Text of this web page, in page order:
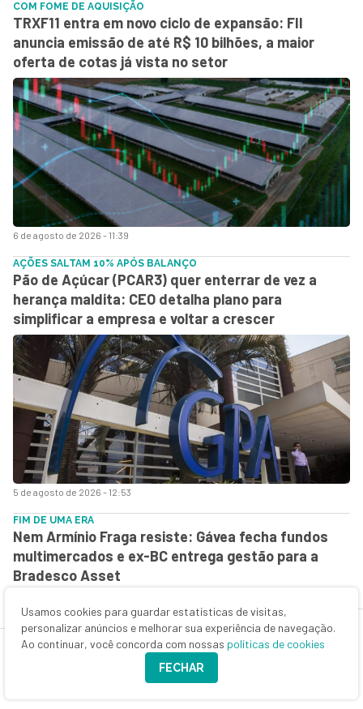
6 de agosto de 2026 - 11:39
COM FOME DE AQUISIÇÃO
TRXF11 entra em novo ciclo de expansão: FII
anuncia emissão de até R$ 10 bilhões, a maior
oferta de cotas já vista no setor
5 de agosto de 2026 - 12:53
AÇÕES SALTAM 10% APÓS BALANÇO
Pão de Açúcar (PCAR3) quer enterrar de vez a
herança maldita: CEO detalha plano para
simplificar a empresa e voltar a crescer
FIM DE UMA ERA
Nem Armínio Fraga resiste: Gávea fecha fundos
multimercados e ex-BC entrega gestão para a
Bradesco Asset
Usamos cookies para guardar estatísticas de visitas,
personalizar anúncios e melhorar sua experiência de navegação.
Ao continuar, você concorda com nossas políticas de cookies
FECHAR